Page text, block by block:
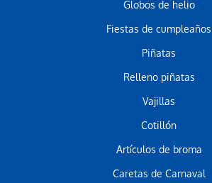
Globos de helio
Fiestas de cumpleaños
Piñatas
Relleno piñatas
Vajillas
Cotillón
Artículos de broma
Caretas de Carnaval